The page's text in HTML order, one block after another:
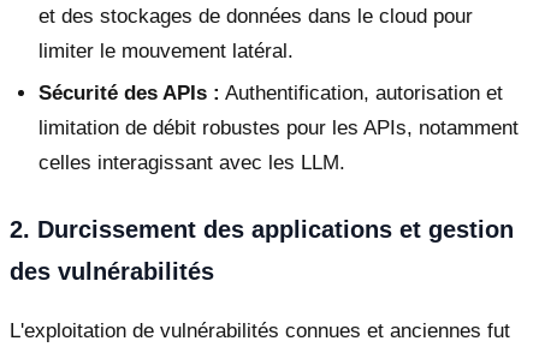
et des stockages de données dans le cloud pour
limiter le mouvement latéral.
Sécurité des APIs : Authentification, autorisation et
limitation de débit robustes pour les APIs, notamment
celles interagissant avec les LLM.
2. Durcissement des applications et gestion
des vulnérabilités
L'exploitation de vulnérabilités connues et anciennes fut